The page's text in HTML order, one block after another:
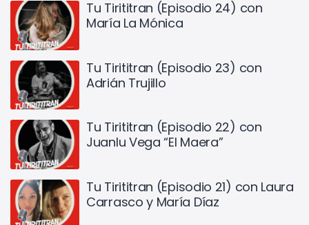
Tu Tirititran (Episodio 24) con
María La Mónica
Tu Tirititran (Episodio 23) con
Adrián Trujillo
Tu Tirititran (Episodio 22) con
Juanlu Vega “El Maera”
Tu Tirititran (Episodio 21) con Laura
Carrasco y María Díaz